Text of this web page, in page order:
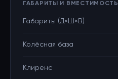
ГАБАРИТЫ И ВМЕСТИМОСТЬ
Габариты (Д×Ш×В)
Колёсная база
Клиренс